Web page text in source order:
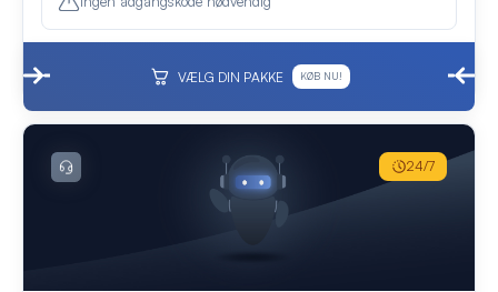
VÆLG DIN PAKKE KØB NU!
24/7